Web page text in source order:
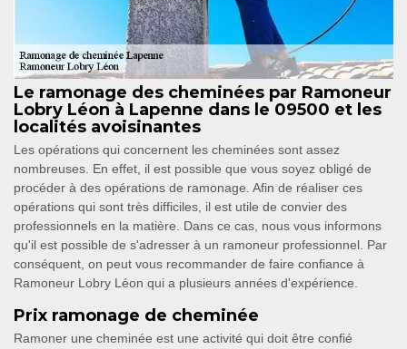
Le ramonage des cheminées par Ramoneur
Lobry Léon à Lapenne dans le 09500 et les
localités avoisinantes
Les opérations qui concernent les cheminées sont assez
nombreuses. En effet, il est possible que vous soyez obligé de
procéder à des opérations de ramonage. Afin de réaliser ces
opérations qui sont très difficiles, il est utile de convier des
professionnels en la matière. Dans ce cas, nous vous informons
qu'il est possible de s'adresser à un ramoneur professionnel. Par
conséquent, on peut vous recommander de faire confiance à
Ramoneur Lobry Léon qui a plusieurs années d'expérience.
Prix ramonage de cheminée
Ramoner une cheminée est une activité qui doit être confié